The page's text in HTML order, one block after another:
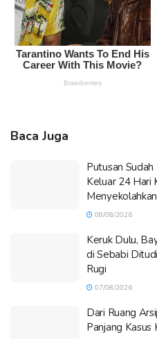
Baca Juga
Putusan
Keluar 24 Hari
08/08/2026
Keruk Dulu,
di Sebabi
Rugi
07/08/2026
Dari Ruang
Panjang Kasus